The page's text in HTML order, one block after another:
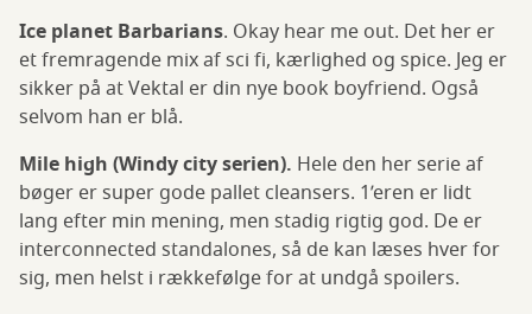
Ice planet Barbarians. Okay hear me out. Det her er
et fremragende mix af sci fi, kærlighed og spice. Jeg er
sikker på at Vektal er din nye book boyfriend. Også
selvom han er blå.
Mile high (Windy city serien). Hele den her serie af
bøger er super gode pallet cleansers. 1’eren er lidt
lang efter min mening, men stadig rigtig god. De er
interconnected standalones, så de kan læses hver for
sig, men helst i rækkefølge for at undgå spoilers.